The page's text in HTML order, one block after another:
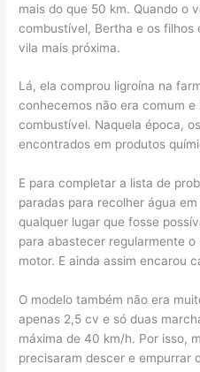
mais do que 50 km. Quando o
combustível, Bertha e os filhos
vila mais próxima.
Lá, ela comprou ligroína na
conhecemos não era comum e
combustível. Naquela época,
encontrados em produtos
E para completar a lista de
paradas para recolher água
qualquer lugar que fosse
para abastecer regularmente
motor. E ainda assim encarou
O modelo também não era
apenas 2,5 cv e só duas
máxima de 40 km/h. Por isso,
precisaram descer e empurrar